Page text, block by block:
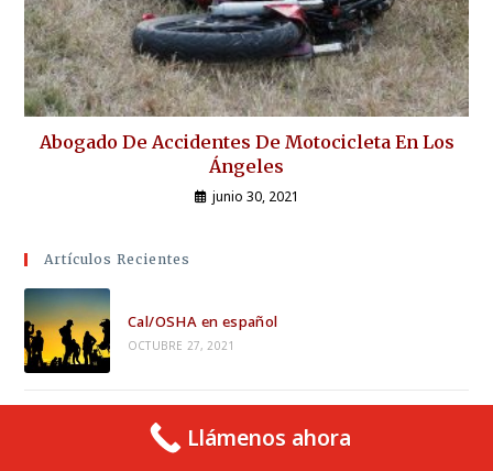
Abogado De Accidentes De Motocicleta En Los
Ángeles
junio 30, 2021
Artículos Recientes
Cal/OSHA en español
OCTUBRE 27, 2021
Cómo demandar al estado por accidente de
tránsito Llámenos ahora